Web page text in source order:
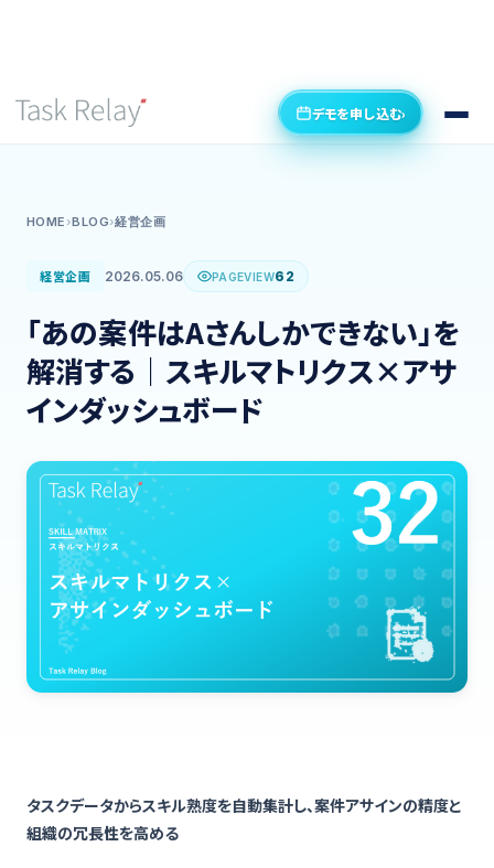
デモを申し込む›
HOME ›BLOG›経営企画
経営企画 2026.05.06 PAGEVIEW62
「あの案件はAさんしかできない」を
解消する｜スキルマトリクス×アサ
インダッシュボード
タスクデータからスキル熟度を自動集計し、案件アサインの精度と
組織の冗長性を高める